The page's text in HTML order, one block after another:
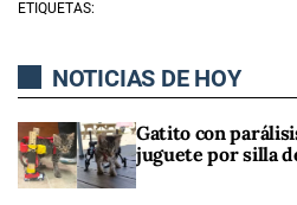
ETIQUETAS:
NOTICIAS DE HOY
Gatito con
juguete por silla